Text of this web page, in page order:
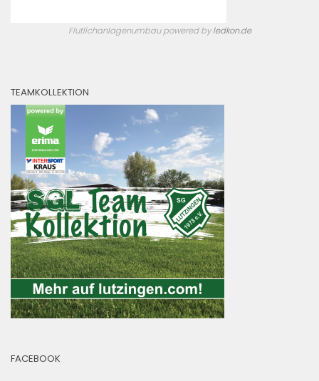
Flutlichanlagenumbau powered byledkon.de
TEAMKOLLEKTION
FACEBOOK